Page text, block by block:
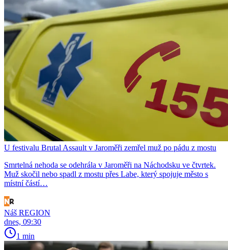
U festivalu Brutal Assault v Jaroměři zemřel muž po pádu z mostu
Smrtelná nehoda se odehrála v Jaroměři na Náchodsku ve čtvrtek.
Muž skočil nebo spadl z mostu přes Labe, který spojuje město s
místní částí…
Náš REGION
dnes, 09:30
1 min